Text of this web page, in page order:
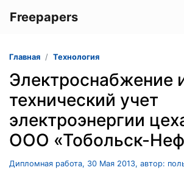
Freepapers
Главная Технология
Электроснабжение
технический учет
электроэнергии
ООО «Тобольск-
Дипломная работа, 30 Мая 2013, автор: